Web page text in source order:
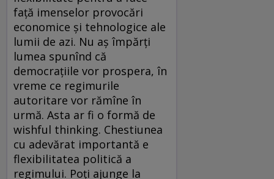
față imenselor provocări
economice și tehnologice ale
lumii de azi. Nu aș împărți
lumea spunînd că
democrațiile vor prospera, în
vreme ce regimurile
autoritare vor rămîne în
urmă. Asta ar fi o formă de
wishful thinking. Chestiunea
cu adevărat importantă e
flexibilitatea politică a
regimului. Poți ajunge la